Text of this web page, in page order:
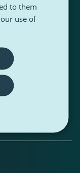
PulseZ
to them
use of